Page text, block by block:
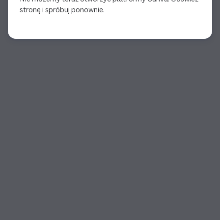
stronę i spróbuj ponownie.